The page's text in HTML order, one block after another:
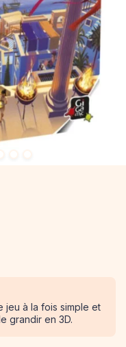
jeu à la fois simple et
grandir en 3D.